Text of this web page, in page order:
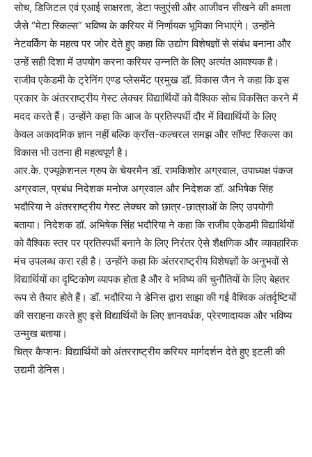
सोच, डिजिटल एवं एआई साक्षरता, डेटा फ्लुएंसी और आजीवन सीखने की क्षमता
जैसे “मेटा स्किल्स” भविष्य के करियर में निर्णायक भूमिका निभाएंगे। उन्होंने
नेटवर्किंग के महत्व पर जोर देते हुए कहा कि उद्योग विशेषज्ञों से संबंध बनाना और
उन्हें सही दिशा में उपयोग करना करियर उन्नति के लिए अत्यंत आवश्यक है।
राजीव एकेडमी के ट्रेनिंग एण्ड प्लेसमेंट प्रमुख डॉ. विकास जैन ने कहा कि इस
प्रकार के अंतरराष्ट्रीय गेस्ट लेक्चर विद्यार्थियों को वैश्विक सोच विकसित करने में
मदद करते हैं। उन्होंने कहा कि आज के प्रतिस्पर्धी दौर में विद्यार्थियों के लिए
केवल अकादमिक ज्ञान नहीं बल्कि क्रॉस-कल्चरल समझ और सॉफ्ट स्किल्स का
विकास भी उतना ही महत्वपूर्ण है।
आर.के. एज्यूकेशनल ग्रुप के चेयरमैन डॉ. रामकिशोर अग्रवाल, उपाध्यक्ष पंकज
अग्रवाल, प्रबंध निदेशक मनोज अग्रवाल और निदेशक डॉ. अभिषेक सिंह
भदौरिया ने अंतरराष्ट्रीय गेस्ट लेक्चर को छात्र-छात्राओं के लिए उपयोगी
बताया। निदेशक डॉ. अभिषेक सिंह भदौरिया ने कहा कि राजीव एकेडमी विद्यार्थियों
को वैश्विक स्तर पर प्रतिस्पर्धी बनाने के लिए निरंतर ऐसे शैक्षणिक और व्यावहारिक
मंच उपलब्ध करा रही है। उन्होंने कहा कि अंतरराष्ट्रीय विशेषज्ञों के अनुभवों से
विद्यार्थियों का दृष्टिकोण व्यापक होता है और वे भविष्य की चुनौतियों के लिए बेहतर
रूप से तैयार होते हैं। डॉ. भदौरिया ने डेनिस द्वारा साझा की गई वैश्विक अंतर्दृष्टियों
की सराहना करते हुए इसे विद्यार्थियों के लिए ज्ञानवर्धक, प्रेरणादायक और भविष्य
उन्मुख बताया।
चित्र कैप्शनः विद्यार्थियों को अंतरराष्ट्रीय करियर मार्गदर्शन देते हुए इटली की
उद्यमी डेनिस।